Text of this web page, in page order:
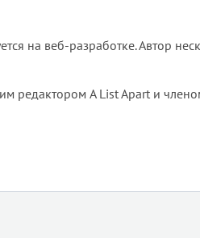
на веб-разработке. Автор
редактором A List Apart и